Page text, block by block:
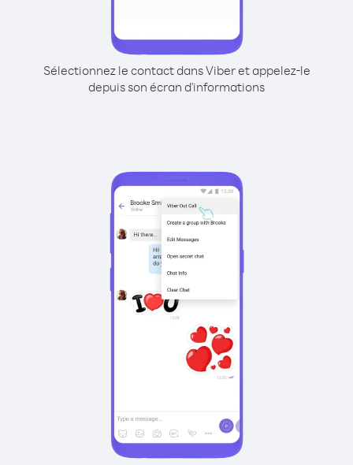
Sélectionnez le contact dans Viber et appelez-le
depuis son écran d'informations